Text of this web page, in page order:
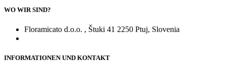
WO WIR SIND?
Floramicato d.o.o. , Štuki 41 2250 Ptuj, Slovenia
INFORMATIONEN UND KONTAKT